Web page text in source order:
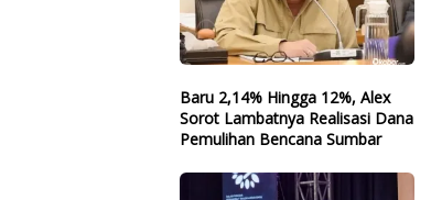
Baru 2,14% Hingga 12%, Alex
Sorot Lambatnya Realisasi Dana
Pemulihan Bencana Sumbar